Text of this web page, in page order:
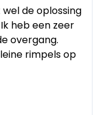
de oplossing
heb een zeer
overgang.
rimpels op